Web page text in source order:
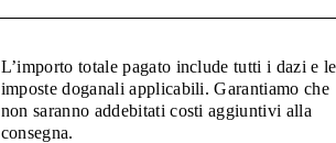
L’importo totale pagato include tutti i dazi e le
imposte doganali applicabili. Garantiamo che
non saranno addebitati costi aggiuntivi alla
consegna.